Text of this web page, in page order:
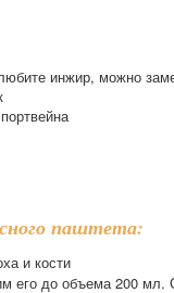
инжир, можно
паштета:
и кости
его до объема 200 мл.